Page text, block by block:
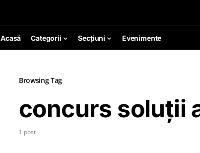
Acasă Categorii Secțiuni Evenimente
Browsing Tag
concurs soluții
1 post